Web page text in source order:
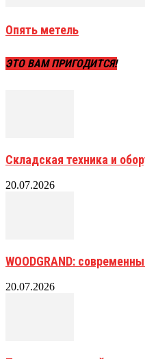
Опять метель
ЭТО ВАМ ПРИГОДИТСЯ!
Складская техника и
20.07.2026
WOODGRAND:
20.07.2026